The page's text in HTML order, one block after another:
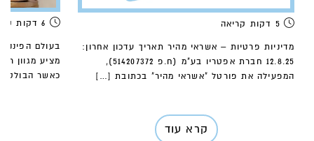
5 דקות קריאה
מדיניות פרטיות – אשראי מהיר תאריך עדכון אחרון:
12.8.25 חברת אפטריו בע"מ (ח.פ 514207372),
המפעילה את פורטל "אשראי מהיר" בכתובת […]
קרא עוד
מציע מגוון
כאשר הבולט